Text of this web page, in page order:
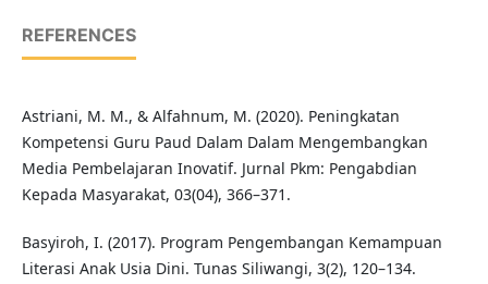
REFERENCES
Astriani, M. M., & Alfahnum, M. (2020). Peningkatan
Kompetensi Guru Paud Dalam Dalam Mengembangkan
Media Pembelajaran Inovatif. Jurnal Pkm: Pengabdian
Kepada Masyarakat, 03(04), 366–371.
Basyiroh, I. (2017). Program Pengembangan Kemampuan
Literasi Anak Usia Dini. Tunas Siliwangi, 3(2), 120–134.